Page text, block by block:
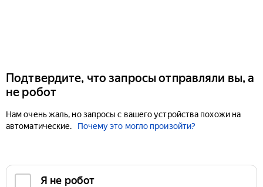
Подтвердите, что запросы отправляли вы, а
не робот
Нам очень жаль, но запросы с вашего устройства похожи на
автоматические.
Почему это могло произойти?